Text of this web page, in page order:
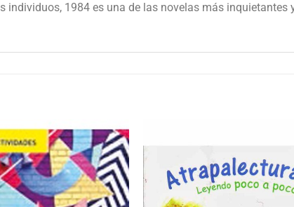
individuos, 1984 es una de las novelas más inquietantes